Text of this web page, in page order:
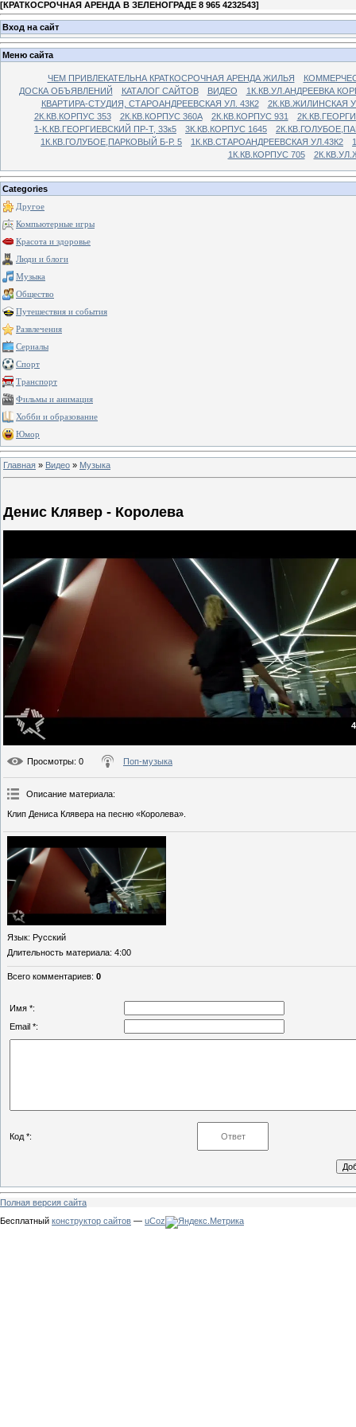
[КРАТКОСРОЧНАЯ АРЕНДА В ЗЕЛЕНОГРАДЕ 8 965 4232543]
Вход на сайт
Меню сайта
ЧЕМ ПРИВЛЕКАТЕЛЬНА КРАТКОСРОЧНАЯ АРЕНДА ЖИЛЬЯ
ДОСКА ОБЪЯВЛЕНИЙ
КАТАЛОГ САЙТОВ ВИДЕО
1К.КВ.УЛ.АНДРЕЕВКА
КВАРТИРА-СТУДИЯ, СТАРОАНДРЕЕВСКАЯ УЛ. 43К2
2К.КВ.ЖИЛИНСКАЯ
2К.КВ.КОРПУС 353
2К.КВ.КОРПУС 360А 2К.КВ.КОРПУС 931
1-К.КВ.ГЕОРГИЕВСКИЙ ПР-Т, 33к5
3К.КВ.КОРПУС 1645
1К.КВ.ГОЛУБОЕ,ПАРКОВЫЙ Б-Р. 5
1К.КВ.СТАРОАНДРЕЕВСКАЯ УЛ.43К2
1К.КВ.КОРПУС 705
Categories
Другое
Компьютерные игры
Красота и здоровье
Люди и блоги
Музыка
Общество
Путешествия и события
Развлечения
Сериалы
Спорт
Транспорт
Фильмы и анимация
Хобби и образование
Юмор
Главная » Видео » Музыка
Денис Клявер - Королева
Просмотры: 0 Поп-музыка
Описание материала:
Клип Дениса Клявера на песню «Королева».
Язык: Русский
Длительность материала: 4:00
Всего комментариев: 0
Имя *:
Email *:
Код *:
Полная версия сайта
Бесплатный конструктор сайтов — uCoz